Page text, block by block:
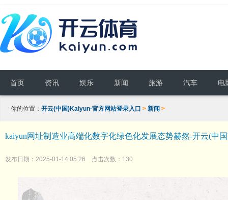
首页 资讯 娱乐 新闻 旅游 汽车 电
你的位置： 开云(中国)Kaiyun·官方网站登录入口 > 新闻 >
kaiyun网址制造业高端化数字化绿色化发展态势赫然-开云(中
发布日期：2025-01-14 05:26 点击次数：130